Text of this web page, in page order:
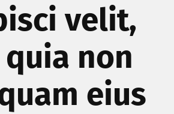
velit,
non
eius